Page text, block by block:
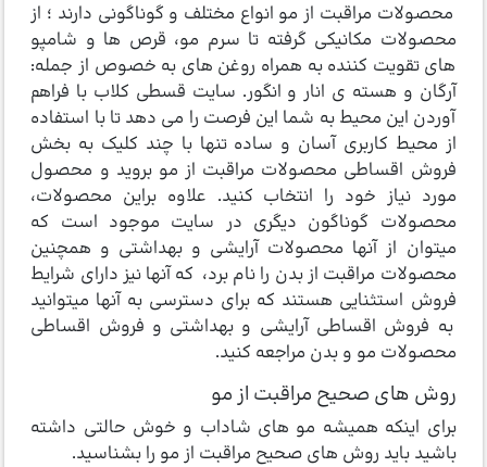
محصولات مراقبت از مو انواع مختلف و گوناگونی دارند ؛ از
محصولات مکانیکی گرفته تا سرم مو، قرص ها و شامپو
های تقویت کننده به همراه روغن های به خصوص از جمله:
آرگان و هسته ی انار و انگور. سایت قسطی کلاب با فراهم
آوردن این محیط به شما این فرصت را می دهد تا با استفاده
از محیط کاربری آسان و ساده تنها با چند کلیک به بخش
فروش اقساطی محصولات مراقبت از مو بروید و محصول
مورد نیاز خود را انتخاب کنید. علاوه براین محصولات،
محصولات گوناگون دیگری در سایت موجود است که
میتوان از آنها محصولات آرایشی و بهداشتی و همچنین
محصولات مراقبت از بدن را نام برد، که آنها نیز دارای شرایط
فروش استثنایی هستند که برای دسترسی به آنها میتوانید
به فروش اقساطی آرایشی و بهداشتی و فروش اقساطی
محصولات مو و بدن مراجعه کنید.
روش های صحیح مراقبت از مو
برای اینکه همیشه مو های شاداب و خوش حالتی داشته
باشید باید روش های صحیح مراقبت از مو را بشناسید.